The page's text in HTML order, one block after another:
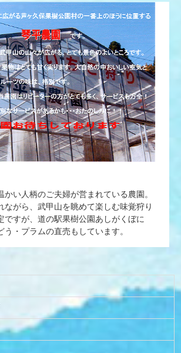
かい人柄のご夫婦が営まれている農園。
ながら、武甲山を眺めて楽しむ味覚狩り
ですが、道の駅果樹公園あしがくぼに
う・プラムの直売もしています。